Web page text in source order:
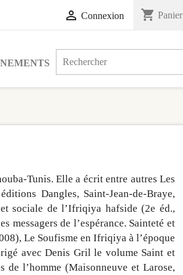
 Connexion shopping_cart Panier
Tunis. Elle a écrit entre autres Les
Dangles, Saint-Jean-de-Braye,
sociale de l’Ifriqiya hafside (2e éd.,
messagers de l’espérance. Sainteté et
Le Soufisme en Ifriqiya à l’époque
avec Denis Gril le volume Saint et
de l’homme (Maisonneuve et Larose,